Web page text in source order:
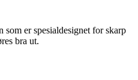
som er spesialdesignet for skarp
bra ut.